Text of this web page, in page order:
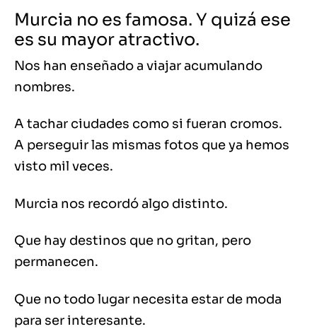
Murcia no es famosa. Y quizá ese
es su mayor atractivo.
Nos han enseñado a viajar acumulando
nombres.
A tachar ciudades como si fueran cromos.
A perseguir las mismas fotos que ya hemos
visto mil veces.
Murcia nos recordó algo distinto.
Que hay destinos que no gritan, pero
permanecen.
Que no todo lugar necesita estar de moda
para ser interesante.